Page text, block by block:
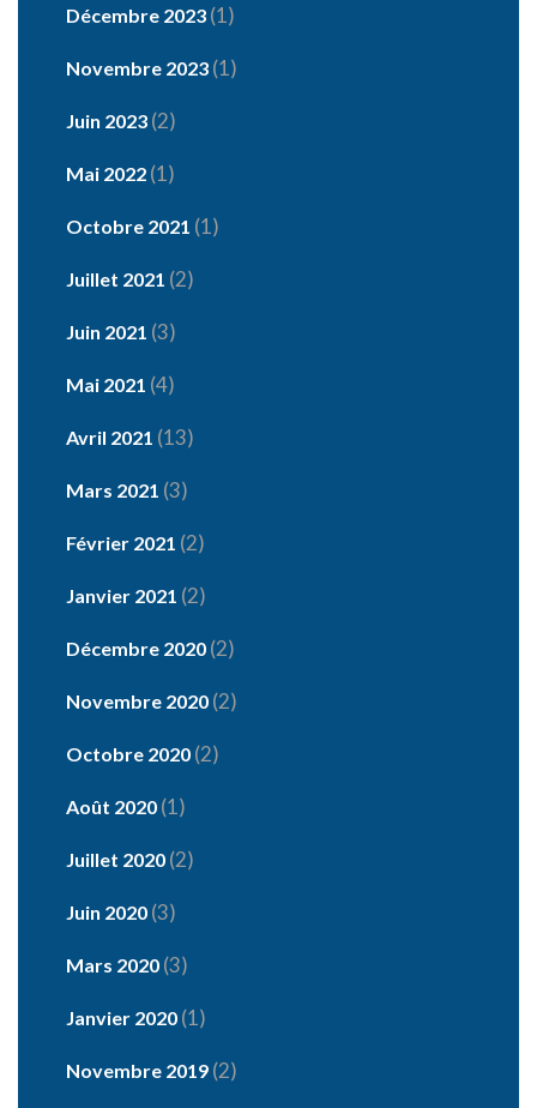
Décembre 2023 (1)
Novembre 2023 (1)
Juin 2023 (2)
Mai 2022 (1)
Octobre 2021 (1)
Juillet 2021 (2)
Juin 2021 (3)
Mai 2021 (4)
Avril 2021 (13)
Mars 2021 (3)
Février 2021 (2)
Janvier 2021 (2)
Décembre 2020 (2)
Novembre 2020 (2)
Octobre 2020 (2)
Août 2020 (1)
Juillet 2020 (2)
Juin 2020 (3)
Mars 2020 (3)
Janvier 2020 (1)
Novembre 2019 (2)